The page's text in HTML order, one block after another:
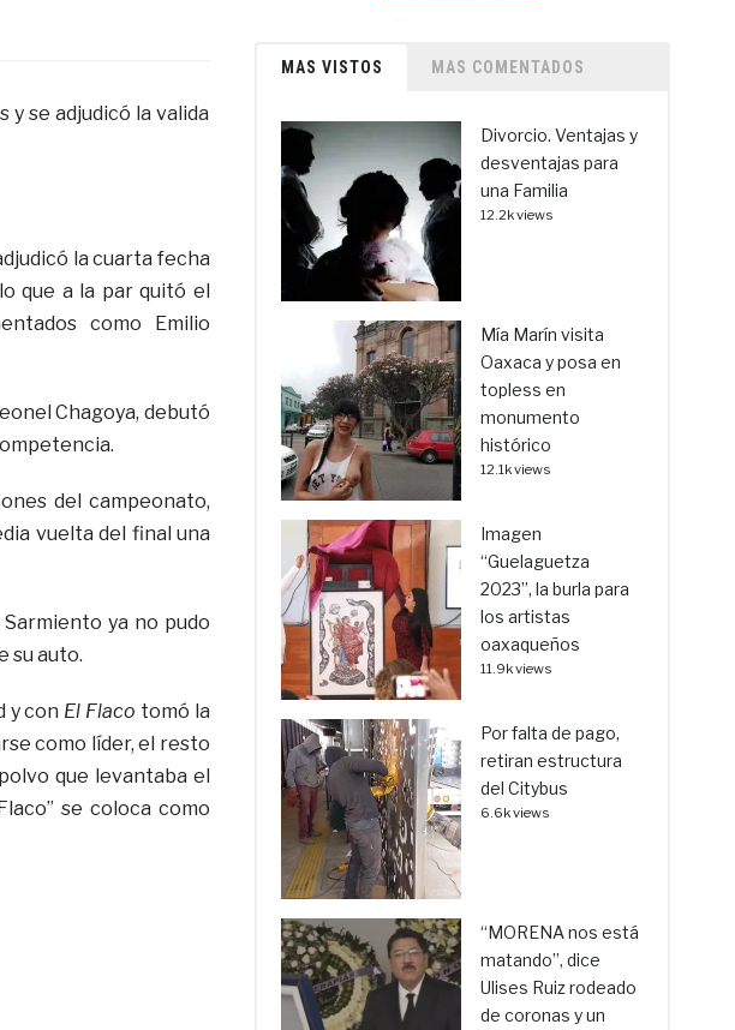
se adjudicó la valida
la cuarta fecha
que a la par quitó el
como Emilio
Chagoya, debutó
del campeonato,
vuelta del final una
ya no pudo
su auto.
y con El Flaco tomó la
como líder, el resto
que levantaba el
se coloca como
MAS VISTOS MAS COMENTADOS
Divorcio. Ventajas y
desventajas para
una Familia
12.2k views
Mía Marín visita
Oaxaca y posa en
topless en
monumento
histórico
12.1k views
Imagen
“Guelaguetza
2023”, la burla para
los artistas
oaxaqueños
11.9k views
Por falta de pago,
retiran estructura
del Citybus
6.6k views
“MORENA nos está
matando”, dice
Ulises Ruiz rodeado
de coronas y un